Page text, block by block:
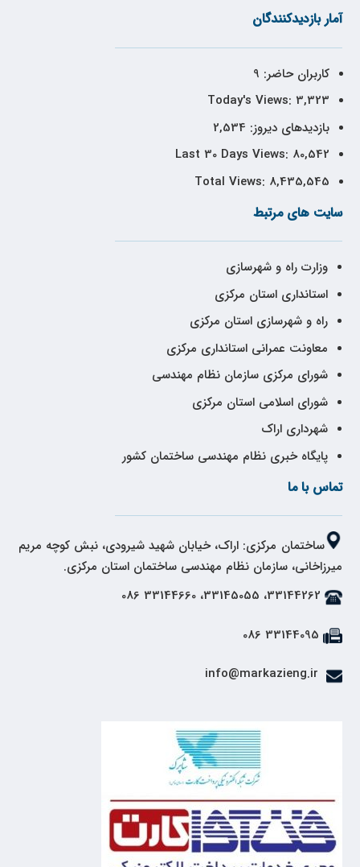
آمار بازدیدکنندگان
کاربران حاضر: 9
Today's Views: 3,323
بازدیدهای دیروز: 2,534
Last 30 Days Views: 80,542
Total Views: 8,435,545
سایت های مرتبط
وزارت راه و شهرسازی
استانداری استان مرکزی
راه و شهرسازی استان مرکزی
معاونت عمرانی استانداری مرکزی
شورای مرکزی سازمان نظام مهندسی
شورای اسلامی استان مرکزی
شهرداری اراک
پایگاه خبری نظام مهندسی ساختمان کشور
تماس با ما
ساختمان مرکزی: اراک، خیابان شهید شیرودی، نبش کوچه مریم
میرزاخانی، سازمان نظام مهندسی ساختمان استان مرکزی.
33144262، 33145055، 33144660 086
33144095 086